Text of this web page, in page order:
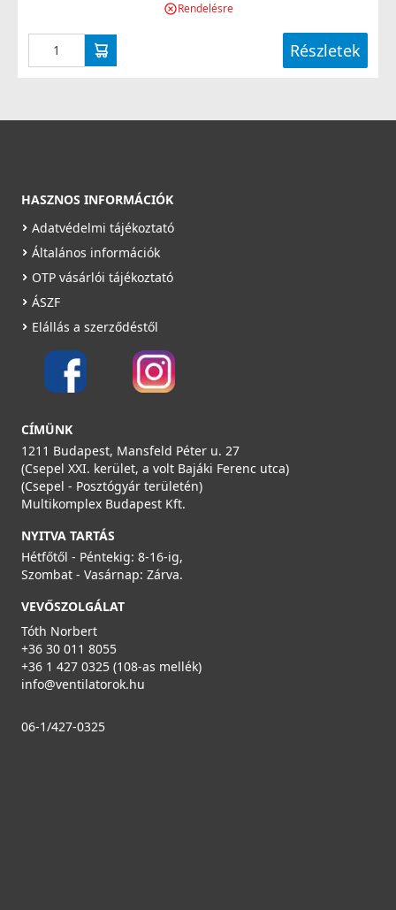
Rendelésre
Részletek
HASZNOS INFORMÁCIÓK
Adatvédelmi tájékoztató
Általános információk
OTP vásárlói tájékoztató
ÁSZF
Elállás a szerződéstől
CÍMÜNK
1211 Budapest, Mansfeld Péter u. 27
(Csepel XXI. kerület, a volt Bajáki Ferenc utca)
(Csepel - Posztógyár területén)
Multikomplex Budapest Kft.
NYITVA TARTÁS
Hétfőtől - Péntekig: 8-16-ig,
Szombat - Vasárnap: Zárva.
VEVŐSZOLGÁLAT
Tóth Norbert
+36 30 011 8055
+36 1 427 0325 (108-as mellék)
info@ventilatorok.hu
06-1/427-0325